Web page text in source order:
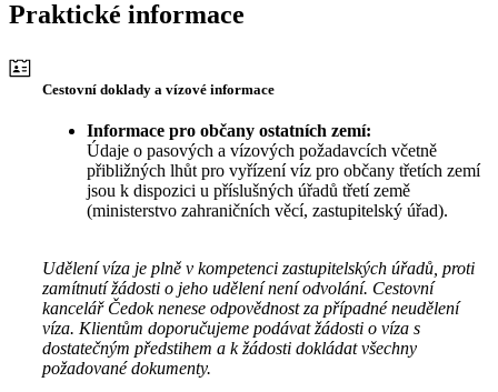
Praktické informace
Cestovní doklady a vízové informace
Informace pro občany ostatních zemí:
Údaje o pasových a vízových požadavcích včetně
přibližných lhůt pro vyřízení víz pro občany třetích zemí
jsou k dispozici u příslušných úřadů třetí země
(ministerstvo zahraničních věcí, zastupitelský úřad).
Udělení víza je plně v kompetenci zastupitelských úřadů, proti
zamítnutí žádosti o jeho udělení není odvolání. Cestovní
kancelář Čedok nenese odpovědnost za případné neudělení
víza. Klientům doporučujeme podávat žádosti o víza s
dostatečným předstihem a k žádosti dokládat všechny
požadované dokumenty.